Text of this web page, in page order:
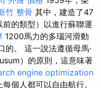
竹 整骨 其中，建造了47
的類型）以進行蘇聯運
1200馬力的多瑙河滑動
。 這一說法遵循母馬·
）的原則，這意味著
engine optimization
個人都可以自由航行。